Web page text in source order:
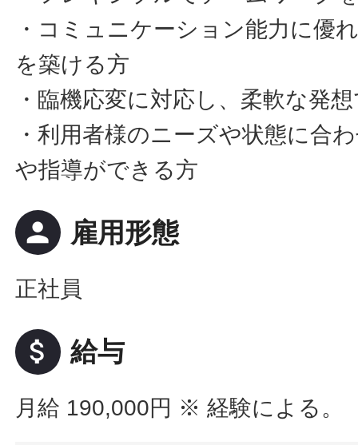
・コミュニケーション能力に優
を築ける方
・臨機応変に対応し、柔軟な発
・利用者様のニーズや状態に合
や指導ができる方
person 雇用形態
正社員
attach_money 給与
月給 190,000円 ※ 経験による。